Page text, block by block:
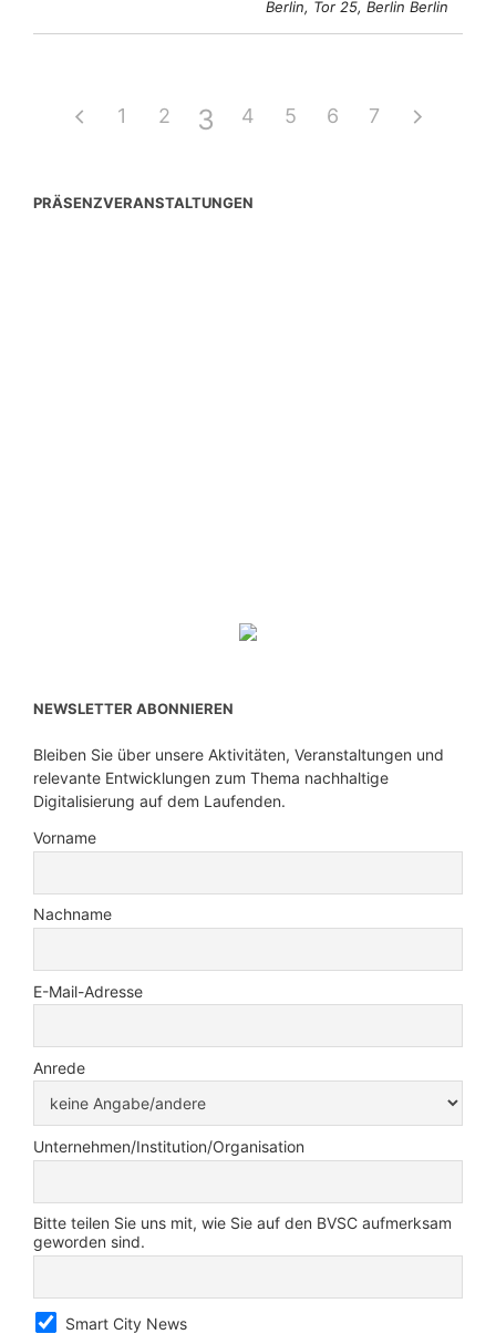
Berlin, Tor 25, Berlin Berlin
1 2 3 4 5 6 7
PRÄSENZVERANSTALTUNGEN
NEWSLETTER ABONNIEREN
Bleiben Sie über unsere Aktivitäten, Veranstaltungen und
relevante Entwicklungen zum Thema nachhaltige
Digitalisierung auf dem Laufenden.
Vorname
Nachname
E-Mail-Adresse
Anrede
Unternehmen/Institution/Organisation
Bitte teilen Sie uns mit, wie Sie auf den BVSC aufmerksam
geworden sind.
Smart City News